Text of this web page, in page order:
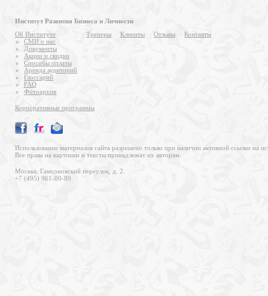
Институт Развития Бизнеса и Личности
Об Институте
СМИ о нас
Документы
Акции и скидки
Способы оплаты
Аренда аудиторий
Глоссарий
FAQ
Фотоархив
Тренеры Клиенты Отзывы Контакты
Корпоративные программы
Использование материалов сайта разрешено только при наличии активной ссылки на
Все права на картинки и тексты принадлежат их авторам.
Москва, Гамсоновский переулок, д. 2.
+7 (495) 961-00-89.